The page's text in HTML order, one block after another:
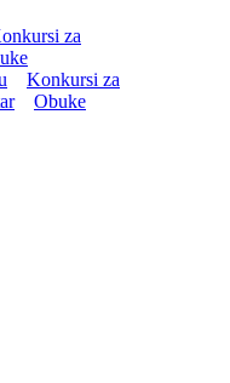
za
Konkursi za
Obuke